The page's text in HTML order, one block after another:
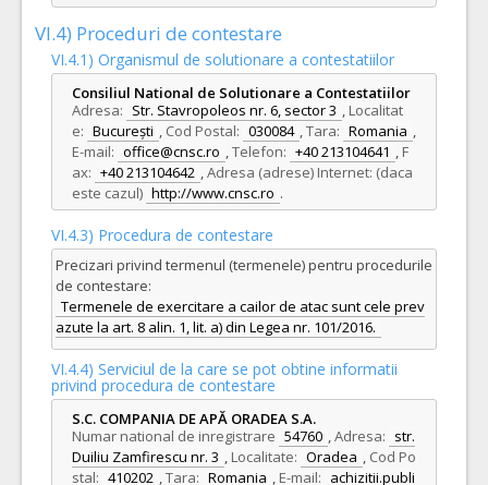
VI.4) Proceduri de contestare
VI.4.1) Organismul de solutionare a contestatiilor
Consiliul National de Solutionare a Contestatiilor
Adresa: Str. Stavropoleos nr. 6, sector 3 , Localitat
e: București , Cod Postal: 030084 ,Tara: Romania ,
E-mail: office@cnsc.ro ,Telefon: +40 213104641 , F
ax: +40 213104642 ,Adresa (adrese) Internet: (daca
este cazul) http://www.cnsc.ro .
VI.4.3) Procedura de contestare
Precizari privind termenul (termenele) pentru procedurile
de contestare:
Termenele de exercitare a cailor de atac sunt cele prev
azute la art. 8 alin. 1, lit. a) din Legea nr. 101/2016.
VI.4.4) Serviciul de la care se pot obtine informatii
privind procedura de contestare
S.C. COMPANIA DE APĂ ORADEA S.A.
Numar national de inregistrare 54760 ,Adresa: str.
Duiliu Zamfirescu nr. 3 , Localitate: Oradea , Cod Po
stal: 410202 ,Tara: Romania , E-mail: achizitii.publi